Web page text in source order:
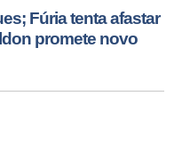
Fúria tenta afastar
promete novo